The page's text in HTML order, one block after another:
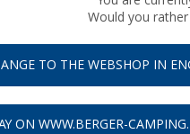
Would you
TO THE WEBSHOP IN
ON WWW.BERGER-